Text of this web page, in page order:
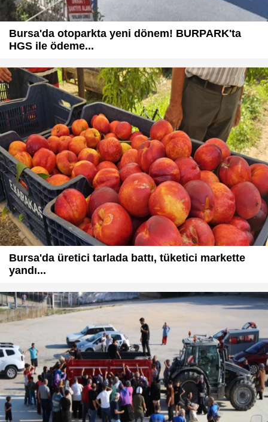
Bursa'da otoparkta yeni dönem! BURPARK'ta
HGS ile ödeme...
Bursa'da üretici tarlada battı, tüketici markette
yandı...